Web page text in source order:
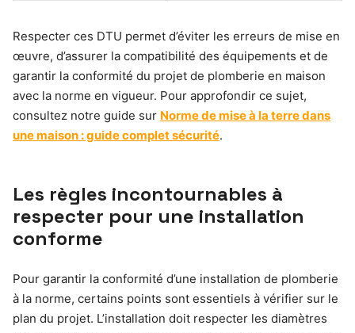
Respecter ces DTU permet d’éviter les erreurs de mise en
œuvre, d’assurer la compatibilité des équipements et de
garantir la conformité du projet de plomberie en maison
avec la norme en vigueur. Pour approfondir ce sujet,
consultez notre guide sur Norme de mise à la terre dans
une maison : guide complet sécurité.
Les règles incontournables à
respecter pour une installation
conforme
Pour garantir la conformité d’une installation de plomberie
à la norme, certains points sont essentiels à vérifier sur le
plan du projet. L’installation doit respecter les diamètres